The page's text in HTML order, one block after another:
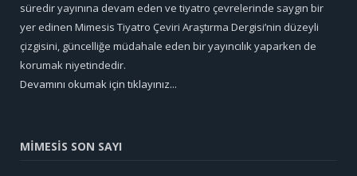
süredir yayınına devam eden ve tiyatro çevrelerinde saygın bir
yer edinen Mimesis Tiyatro Çeviri Araştırma Dergisi’nin düzeyli
çizgisini, güncelliğe müdahale eden bir yayıncılık yaparken de
korumak niyetindedir.
Devamını okumak için tıklayınız...
MİMESİS SON SAYI